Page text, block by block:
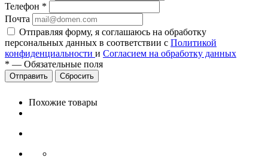
Телефон *
Почта
Отправляя форму, я соглашаюсь на обработку
персональных данных в соответствии с Политикой
конфиденциальности и Согласием на обработку данных
* — Обязательные поля
Сбросить
Похожие товары